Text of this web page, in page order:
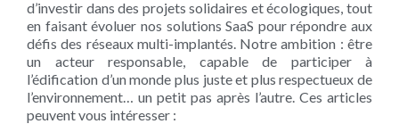
d’investir dans des projets solidaires et écologiques, tout
en faisant évoluer nos solutions SaaS pour répondre aux
défis des réseaux multi-implantés. Notre ambition : être
un acteur responsable, capable de participer à
l’édification d’un monde plus juste et plus respectueux de
l’environnement… un petit pas après l’autre. Ces articles
peuvent vous intéresser :